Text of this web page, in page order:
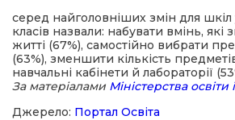
серед найголовніших змін для шкіл
класів назвали: набувати вмінь, які
житті (67%), самостійно вибрати
(63%), зменшити кількість
навчальні кабінети й лабораторії
За матеріалами Міністерства освіти
Джерело: Портал Освіта